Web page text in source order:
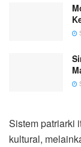
Sistem patriarki
kultural,